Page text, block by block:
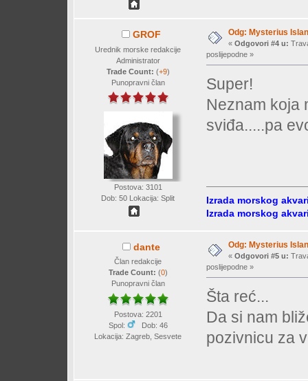
GROF
Urednik morske redakcije
Administrator
Trade Count: (+9)
Punopravni član
Postova: 3101
Dob: 50 Lokacija: Split
Odg: Mysterius
« Odgovori #4 u:
poslijepodne »
Super!
Neznam koja
sviđa.....pa
Izrada morskog
Izrada morskog
dante
Član redakcije
Trade Count: (0)
Punopravni član
Postova: 2201
Spol:
Dob: 46
Lokacija: Zagreb, Sesvete
Odg: Mysterius
« Odgovori #5 u:
poslijepodne »
Šta reć...
Da si nam
pozivnicu za